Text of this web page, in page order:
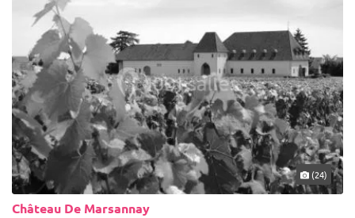
(24)
Château De Marsannay